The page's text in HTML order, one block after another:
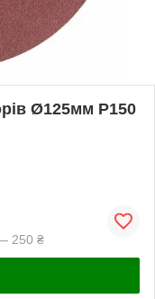
Ø125мм P150
250 ₴